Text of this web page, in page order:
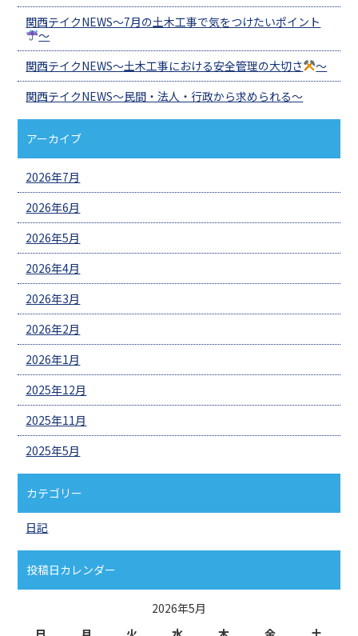
関西テイクNEWS～7月の土木工事で気をつけたいポイント
～
関西テイクNEWS～土木工事における安全管理の大切さ
～
関西テイクNEWS～民間・法人・行政から求められる～
アーカイブ
2026年7月
2026年6月
2026年5月
2026年4月
2026年3月
2026年2月
2026年1月
2025年12月
2025年11月
2025年5月
カテゴリー
日記
投稿日カレンダー
2026年5月